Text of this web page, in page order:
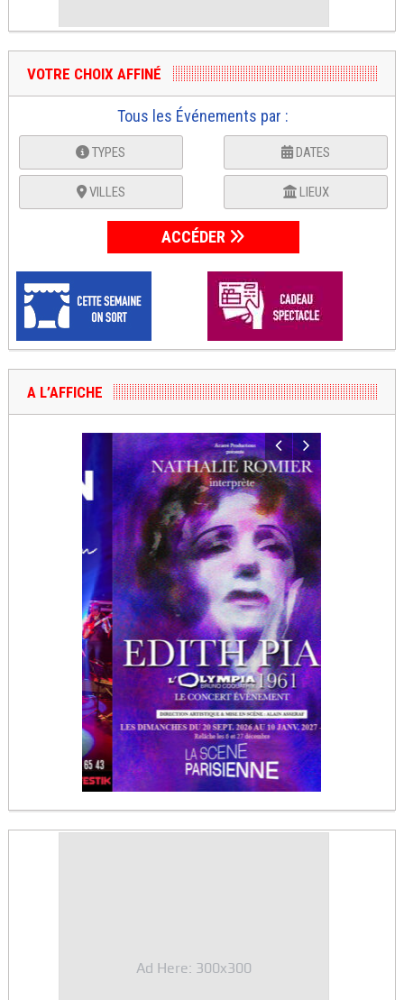
VOTRE CHOIX AFFINÉ
Tous les Événements par :
TYPES DATES
VILLES LIEUX
ACCÉDER
A L’AFFICHE
Ad Here: 300x300